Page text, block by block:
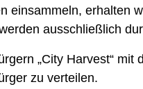
einsammeln, erhalten
ausschließlich
„City Harvest“ mit
zu verteilen.